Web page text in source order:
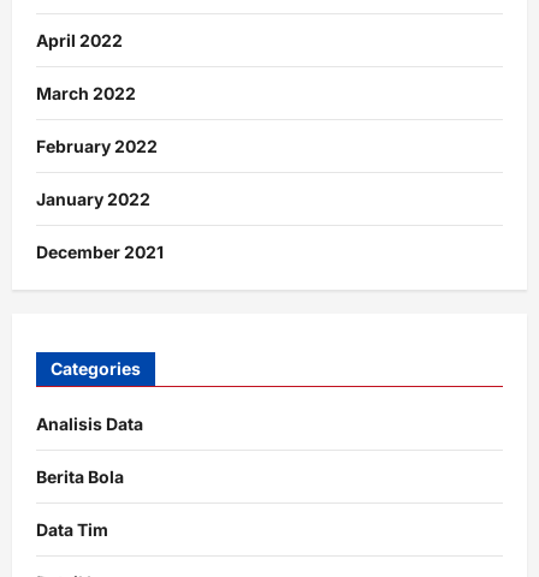
April 2022
March 2022
February 2022
January 2022
December 2021
Categories
Analisis Data
Berita Bola
Data Tim